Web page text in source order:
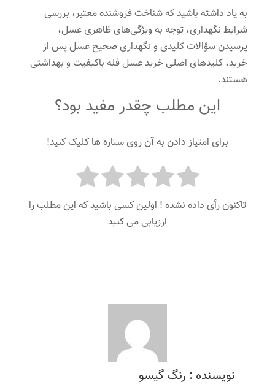
به یاد داشته باشید که شناخت فروشنده معتبر، بررسی
شرایط نگهداری، توجه به ویژگی‌های ظاهری عسل،
پرسیدن سؤالات کلیدی و نگهداری صحیح عسل پس از
خرید، کلیدهای اصلی خرید عسل فله باکیفیت و بهداشتی
هستند.
این مطلب چقدر مفید بود؟
برای امتیاز دادن به آن روی ستاره ها کلیک کنید!
تاکنون رأی داده نشده ! اولین کسی باشید که این مطلب را
ارزیابی می کنید
نویسنده : رنگ گیسو